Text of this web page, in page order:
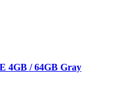
4GB / 64GB Gray